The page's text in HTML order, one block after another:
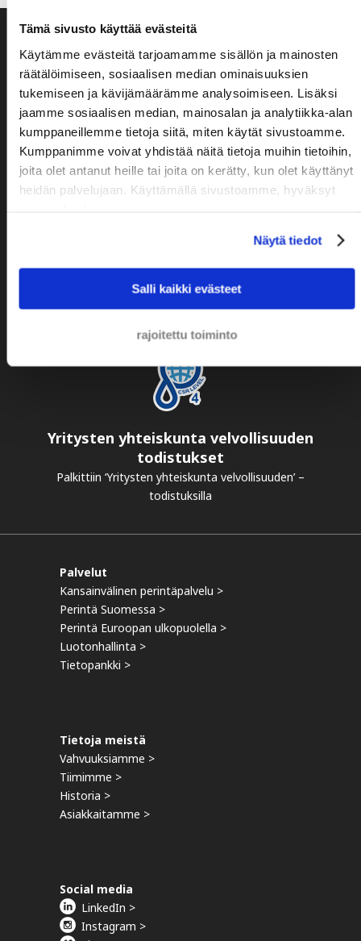
Tämä sivusto käyttää evästeitä
Käytämme evästeitä tarjoamamme sisällön ja mainosten
räätälöimiseen, sosiaalisen median ominaisuuksien
tukemiseen ja kävijämäärämme analysoimiseen. Lisäksi
jaamme sosiaalisen median, mainosalan ja analytiikka-alan
kumppaneillemme tietoja siitä, miten käytät sivustoamme.
Kumppanimme voivat yhdistää näitä tietoja muihin tietoihin,
joita olet antanut heille tai joita on kerätty, kun olet käyttänyt
heidän palvelujaan. Käyttämällä sivustoamme, hyväksyt
Näytä tiedot
Salli kaikki evästeet
rajoitettu toiminto
Olemme ylpeitä näistä
8,9
Asiakkaamme ovat erittäin tyytyväisiä tarjoamaamme
palveluihin
Yritysten yhteiskunta velvollisuuden
todistukset
Palkittiin ‘Yritysten yhteiskunta velvollisuuden’ –
todistuksilla
Palvelut
Kansainvälinen perintäpalvelu >
Perintä Suomessa >
Perintä Euroopan ulkopuolella >
Luotonhallinta >
Tietopankki >
Tietoja meistä
Vahvuuksiamme >
Tiimimme >
Historia >
Asiakkaitamme >
Social media
LinkedIn >
Instagram >